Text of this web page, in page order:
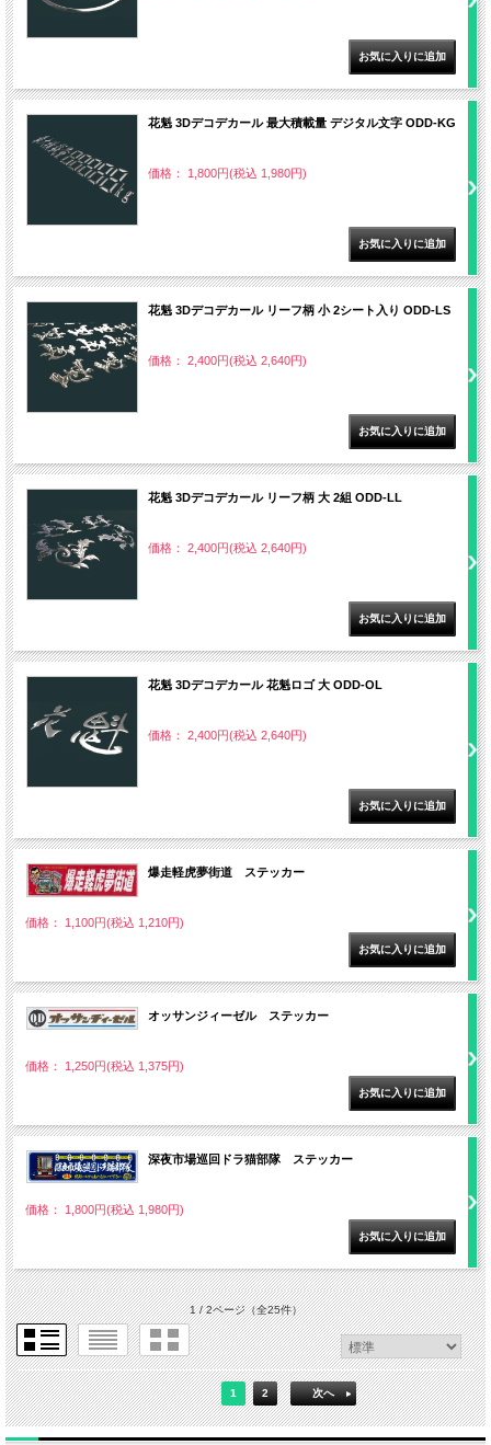
花魁 3Dデコデカール 最大積載量 デジタル文字 ODD-KG
価格： 1,800円(税込 1,980円)
花魁 3Dデコデカール リーフ柄 小 2シート入り ODD-LS
価格： 2,400円(税込 2,640円)
花魁 3Dデコデカール リーフ柄 大 2組 ODD-LL
価格： 2,400円(税込 2,640円)
花魁 3Dデコデカール 花魁ロゴ 大 ODD-OL
価格： 2,400円(税込 2,640円)
爆走軽虎夢街道 ステッカー
価格： 1,100円(税込 1,210円)
オッサンジィーゼル ステッカー
価格： 1,250円(税込 1,375円)
深夜市場巡回ドラ猫部隊 ステッカー
価格： 1,800円(税込 1,980円)
1 / 2ページ（全25件）
1 2 次へ